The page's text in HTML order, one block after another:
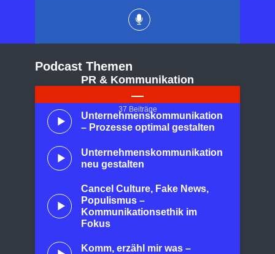
Podcast Themen
PR & Kommunikation
37 Beiträge
Unternehmenskommunikation
– Prozesse optimal gestalten
Unternehmenskommunikation
neu gestalten
Cancel Culture, Fake News,
Populismus –
Kommunikationsethik im
Fokus
Komm, erzähl mir was –